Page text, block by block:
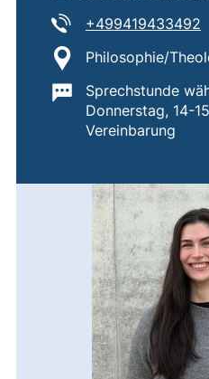
Tel:
+499419433492
Standort:
Philosophie/
Wichtige
Sprechstunde
Donnerstag, 14-
Vereinbarung